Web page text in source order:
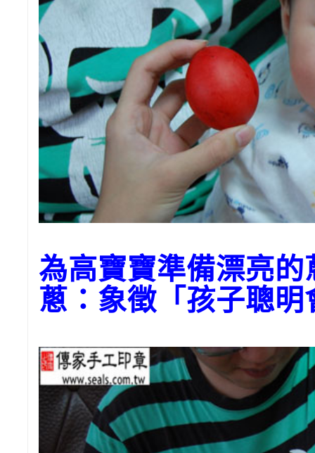
為高寶寶準備漂亮的
蔥：象徵「孩子聰明